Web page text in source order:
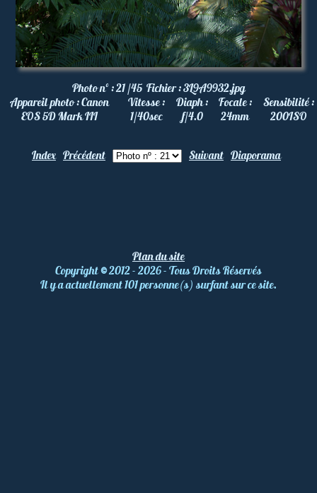
Photo nº :21 /45 Fichier :3L9A9932.jpg
Appareil photo :Canon
EOS 5D Mark III
Vitesse :
1/40sec
Diaph :
f/4.0
Focale :
24mm
Sensibilité :
200ISO
Index Précédent Suivant Diaporama
Plan du site
Copyright©2012 - 2026 - Tous Droits Réservés
Il y a actuellement 101 personne(s) surfant sur ce site.